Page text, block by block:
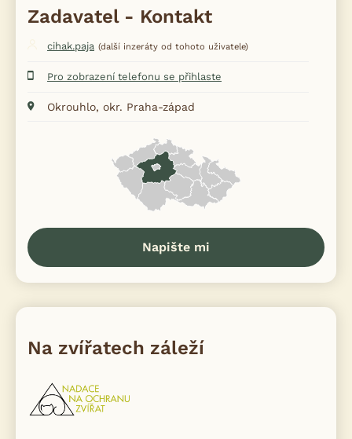
Zadavatel - Kontakt
cihak.paja (další inzeráty od tohoto uživatele)
Pro zobrazení telefonu se přihlaste
Okrouhlo, okr. Praha-západ
Napište mi
Na zvířatech záleží